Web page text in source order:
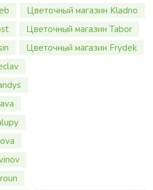
Цветочный магазин Kladno
Цветочный магазин Tabor
Цветочный магазин Frydek